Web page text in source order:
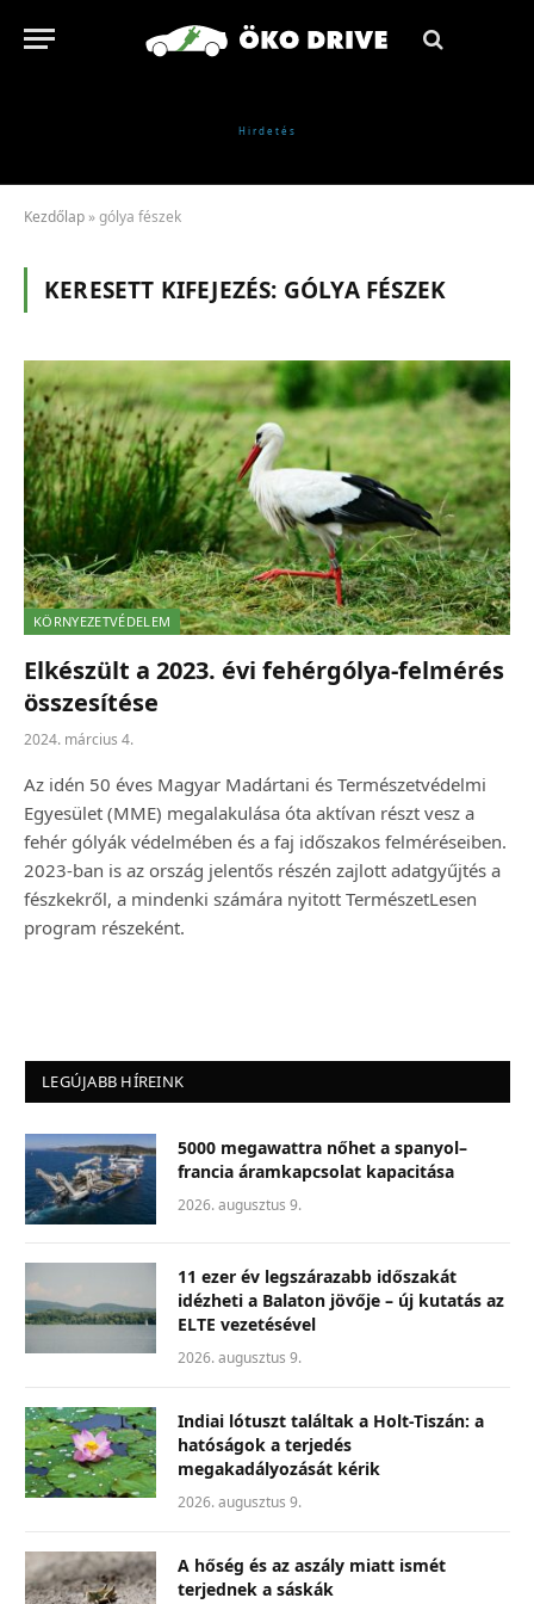
Kezdőlap »gólya fészek
KERESETT KIFEJEZÉS: GÓLYA FÉSZEK
KÖRNYEZETVÉDELEM
Elkészült a 2023. évi fehérgólya-felmérés
összesítése
2024. március 4.
Az idén 50 éves Magyar Madártani és Természetvédelmi
Egyesület (MME) megalakulása óta aktívan részt vesz a
fehér gólyák védelmében és a faj időszakos felméréseiben.
2023-ban is az ország jelentős részén zajlott adatgyűjtés a
fészkekről, a mindenki számára nyitott TermészetLesen
program részeként.
LEGÚJABB HÍREINK
5000 megawattra nőhet a spanyol–
francia áramkapcsolat kapacitása
2026. augusztus 9.
11 ezer év legszárazabb időszakát
idézheti a Balaton jövője – új kutatás az
ELTE vezetésével
2026. augusztus 9.
Indiai lótuszt találtak a Holt-Tiszán: a
hatóságok a terjedés
megakadályozását kérik
2026. augusztus 9.
A hőség és az aszály miatt ismét
terjednek a sáskák